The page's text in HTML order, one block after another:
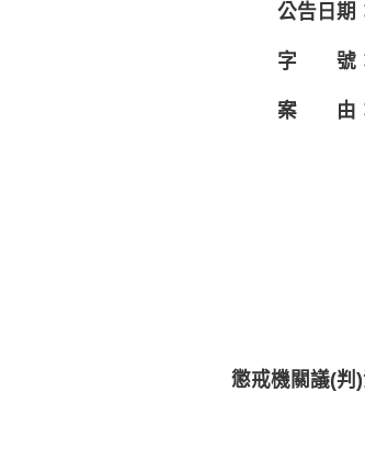
公告日期
字 號
案 由
懲戒機關議(判)